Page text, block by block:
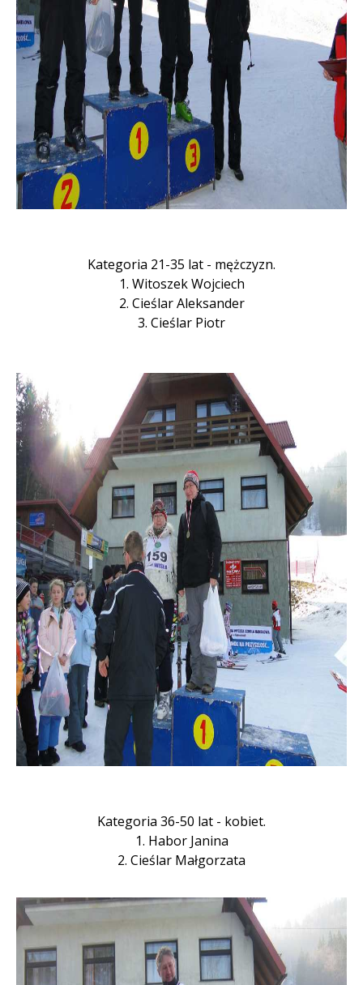
Kategoria 21-35 lat - mężczyzn.
1. Witoszek Wojciech
2. Cieślar Aleksander
3. Cieślar Piotr
Kategoria 36-50 lat - kobiet.
1. Habor Janina
2. Cieślar Małgorzata